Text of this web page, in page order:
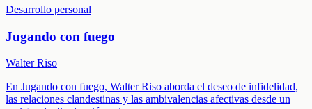
Desarrollo personal
Jugando con fuego
Walter Riso
En Jugando con fuego, Walter Riso aborda el deseo de infidelidad,
las relaciones clandestinas y las ambivalencias afectivas desde un